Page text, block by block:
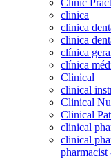
clinica
clinica
clinica
clínica
clínica
Clinical
clinical
Clinical
Clinical
clinical
clinical